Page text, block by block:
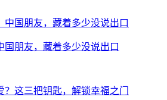
国朋友，藏着多少没说出口